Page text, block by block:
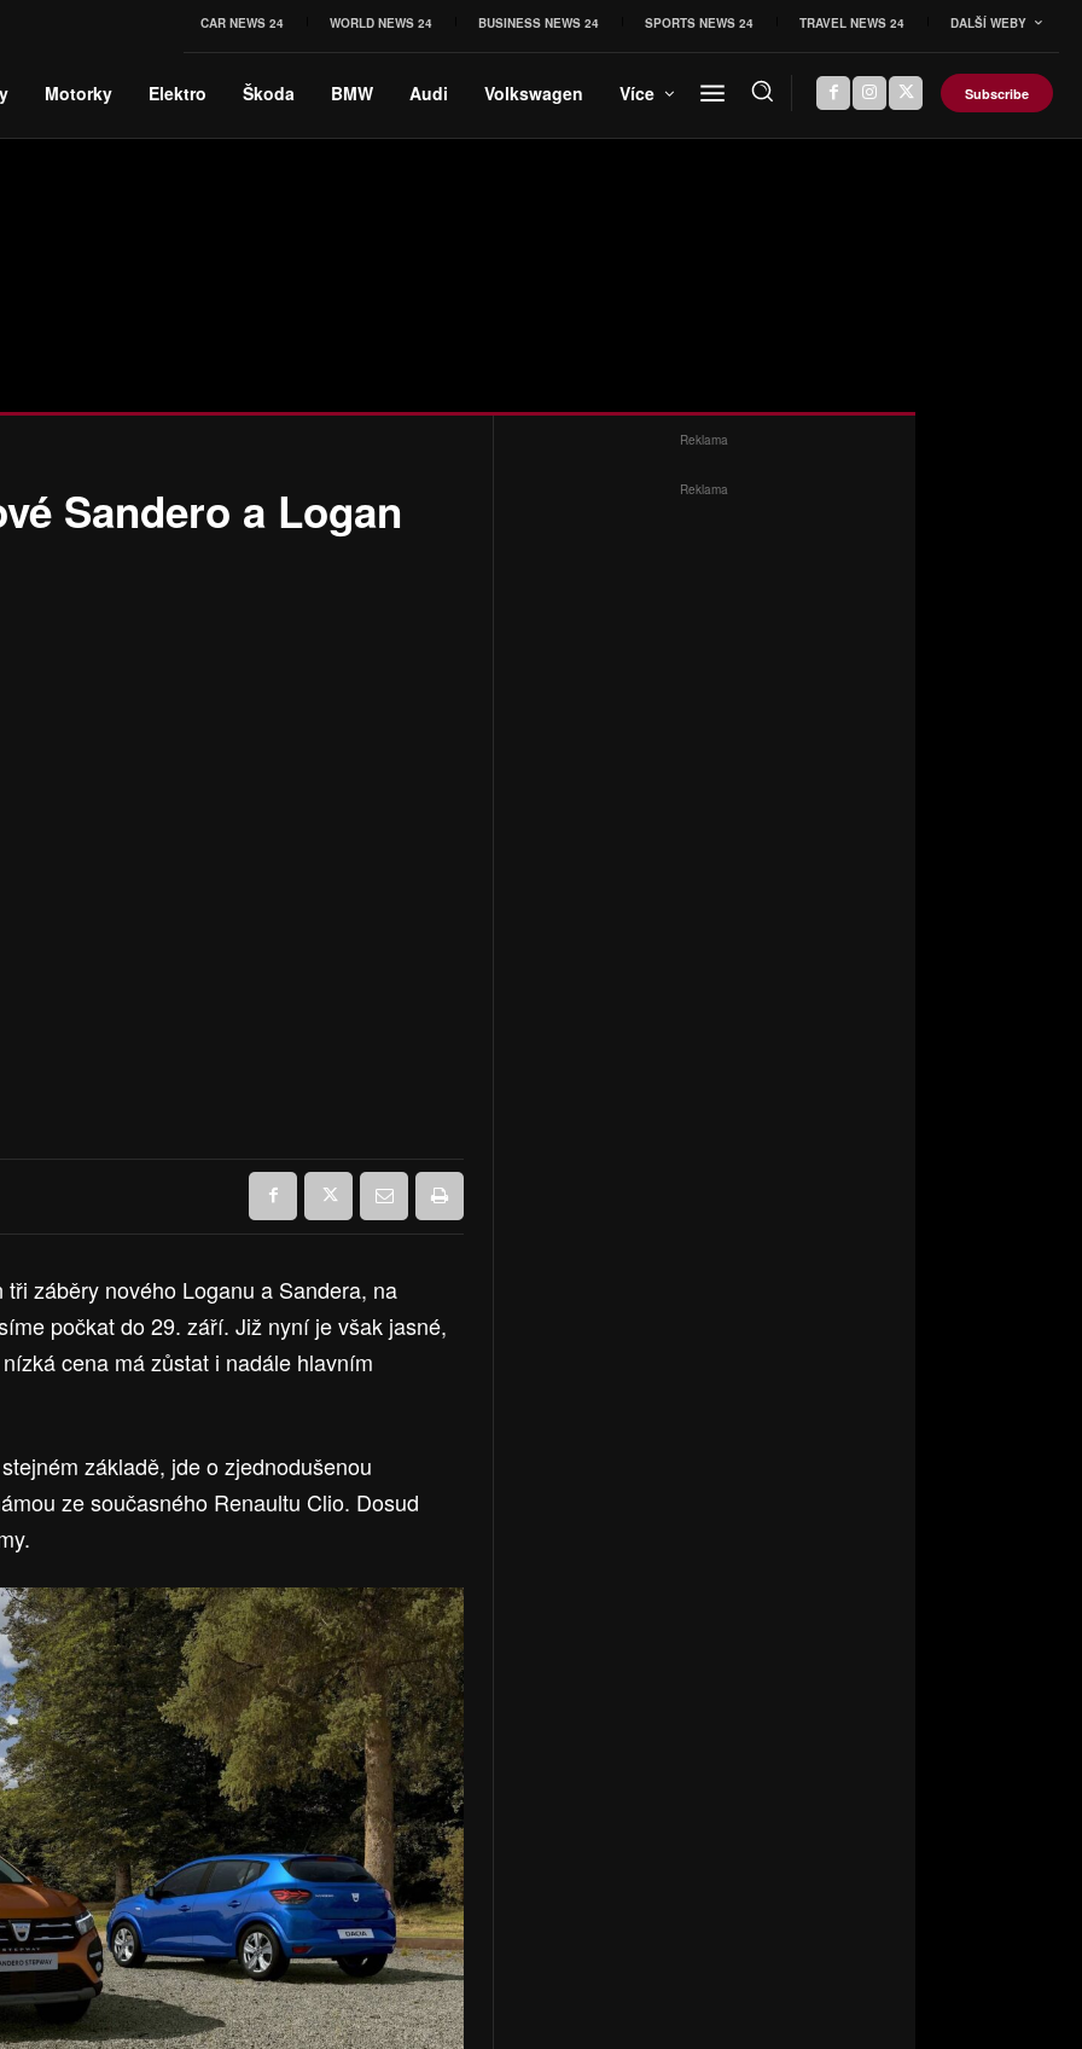
CAR NEWS 24 WORLD NEWS 24 BUSINESS NEWS 24 SPORTS NEWS 24 TRAVEL NEWS 24 DALŠÍ WEBY
Motorky Elektro Škoda BMW Audi Volkswagen Více Subscribe
Sandero a Logan
záběry nového Loganu a Sandera, na
počkat do 29. září. Již nyní je však jasné,
cena má zůstat i nadále hlavním
základě, jde o zjednodušenou
ze současného Renaultu Clio. Dosud
Reklama
Reklama